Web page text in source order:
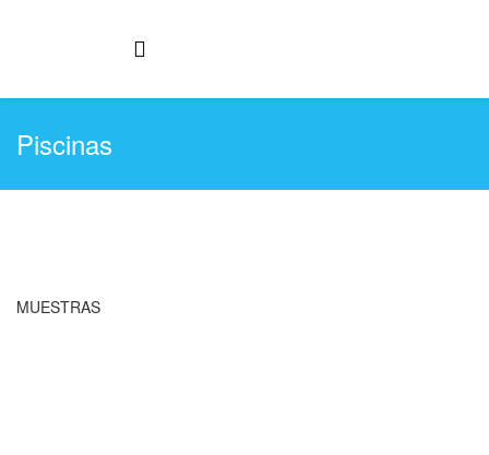
Piscinas
MUESTRAS